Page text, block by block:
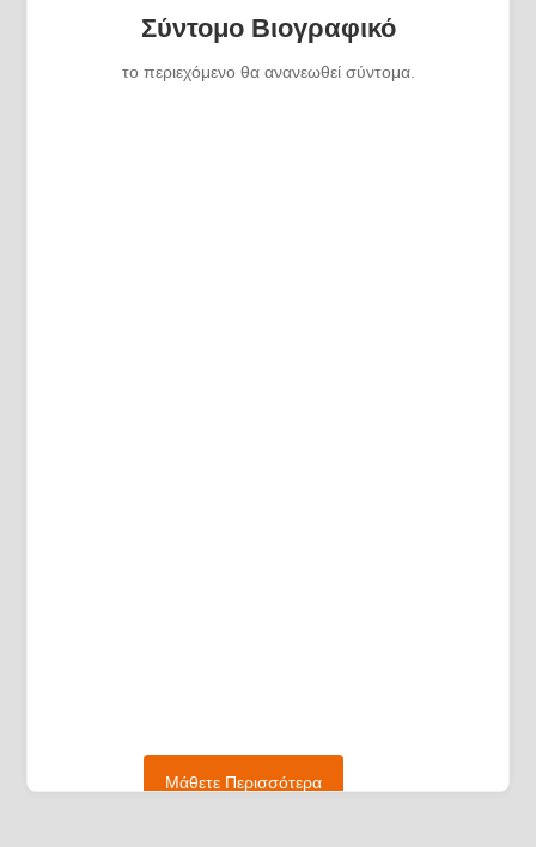
Σύντομο Βιογραφικό
το περιεχόμενο θα ανανεωθεί σύντομα.
Μάθετε Περισσότερα